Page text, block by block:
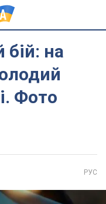
бій: на
Фото
РУС